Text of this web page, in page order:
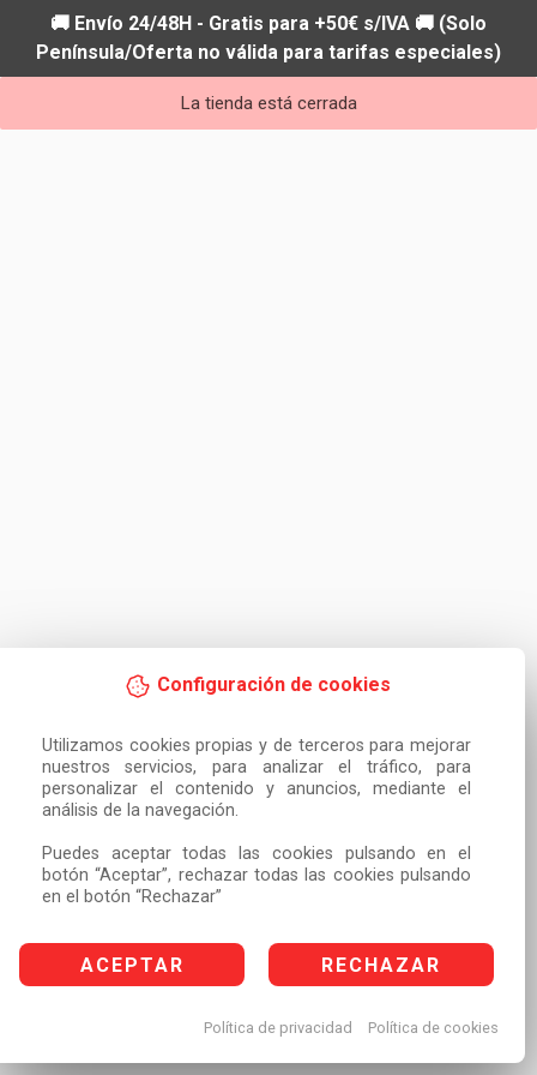
Configuración de cookies
Utilizamos cookies propias y de terceros para mejorar
nuestros servicios, para analizar el tráfico, para
personalizar el contenido y anuncios, mediante el
análisis de la navegación.
Puedes aceptar todas las cookies pulsando en el
botón “Aceptar”, rechazar todas las cookies pulsando
en el botón “Rechazar”
ACEPTAR RECHAZAR
Política de privacidad Política de cookies
🚚 Envío 24/48H - Gratis para +50€ s/IVA 🚚 (Solo
Península/Oferta no válida para tarifas especiales)
La tienda está cerrada